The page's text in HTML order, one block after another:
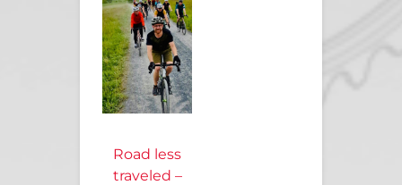
Road less
traveled –